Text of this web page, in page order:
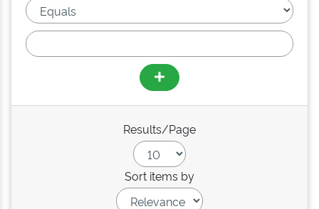
Results/Page
Sort items by